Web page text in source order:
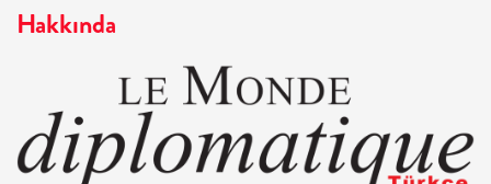
Hakkında